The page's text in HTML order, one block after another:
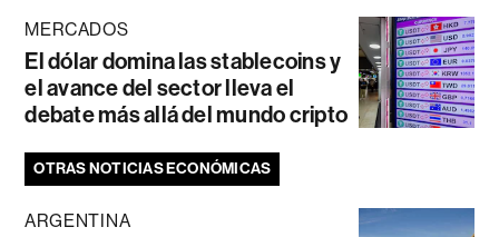
MERCADOS
El dólar domina las stablecoins y
el avance del sector lleva el
debate más allá del mundo cripto
OTRAS NOTICIAS ECONÓMICAS
ARGENTINA